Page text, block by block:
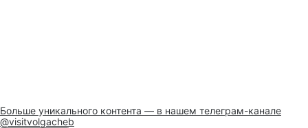
Больше уникального контента — в нашем телеграм-канале
@visitvolgacheb